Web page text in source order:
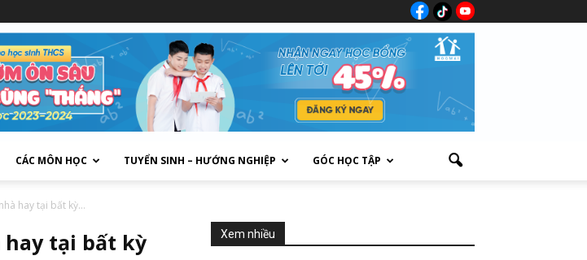
CÁC MÔN HỌC TUYỂN SINH – HƯỚNG NGHIỆP GÓC HỌC TẬP
hay tại bất kỳ...
hay tại bất kỳ
Xem nhiều